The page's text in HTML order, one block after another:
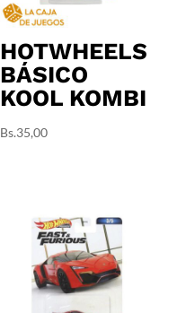
HOTWHEELS
BÁSICO
KOOL KOMBI
Bs.35,00